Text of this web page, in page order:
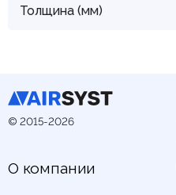
Толщина (мм)
© 2015-2026
О компании